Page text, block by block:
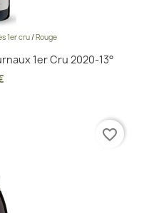
1er cru/Rouge
1er Cru 2020-13°
favorite_border